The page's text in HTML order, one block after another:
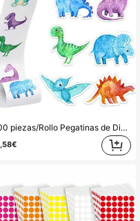
500 piezas/Rollo Pegatinas de Dinosaurios de Dibujos Animados, Pegatinas de Recompensa, Pegatinas de Papelería, Etiquetas de Decoración de Regalos, Suministros Escolares, Regreso a la Escuela
,58€